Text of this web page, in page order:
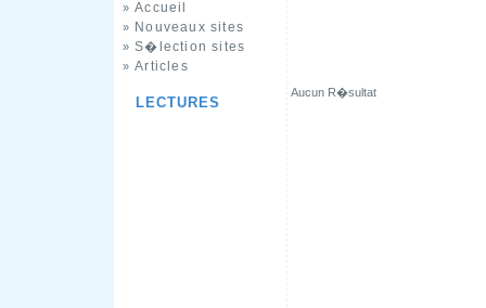
» Accueil
» Nouveaux sites
» S�lection sites
» Articles
LECTURES
Aucun R�sultat